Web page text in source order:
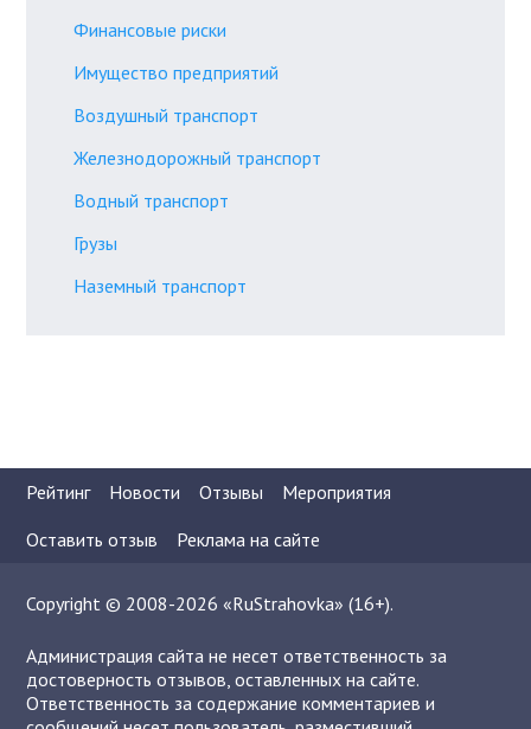
Финансовые риски
Имущество предприятий
Воздушный транспорт
Железнодорожный транспорт
Водный транспорт
Грузы
Наземный транспорт
Рейтинг Новости Отзывы
Мероприятия
Оставить отзыв
Реклама на сайте
Copyright © 2008-2026 «RuStrahovka» (16+).
Администрация сайта не несет ответственность за
достоверность отзывов, оставленных на сайте.
Ответственность за содержание комментариев и